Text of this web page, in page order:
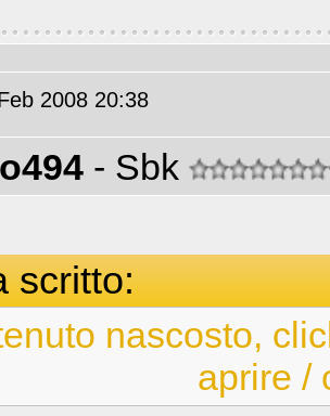
2008 20:38
- Sbk
scritto:
nascosto,
aprire /